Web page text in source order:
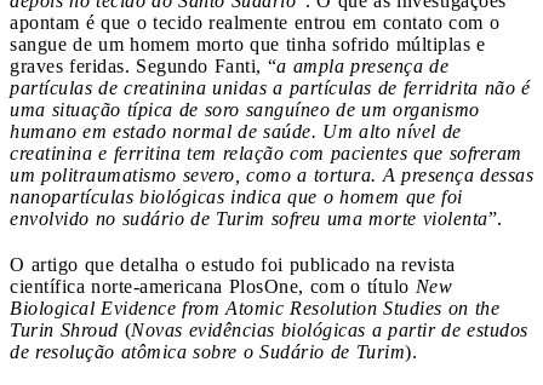
apontam é que o tecido realmente entrou em contato com o
sangue de um homem morto que tinha sofrido múltiplas e
graves feridas. Segundo Fanti, “a ampla presença de
partículas de creatinina unidas a partículas de ferridrita não é
uma situação típica de soro sanguíneo de um organismo
humano em estado normal de saúde. Um alto nível de
creatinina e ferritina tem relação com pacientes que sofreram
um politraumatismo severo, como a tortura. A presença dessas
nanopartículas biológicas indica que o homem que foi
envolvido no sudário de Turim sofreu uma morte violenta”.
O artigo que detalha o estudo foi publicado na revista
científica norte-americana PlosOne, com o título New
Biological Evidence from Atomic Resolution Studies on the
Turin Shroud (Novas evidências biológicas a partir de estudos
de resolução atômica sobre o Sudário de Turim).